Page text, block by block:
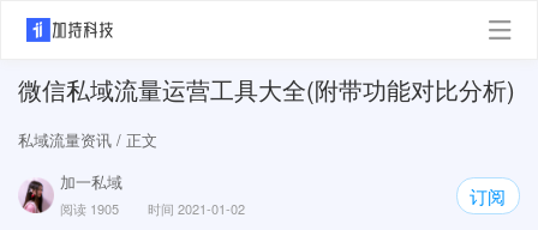
微信私域流量运营工具大全(附带功能对比分析)
私域流量资讯 / 正文
加一私域
阅读 1905 时间 2021-01-02
订阅